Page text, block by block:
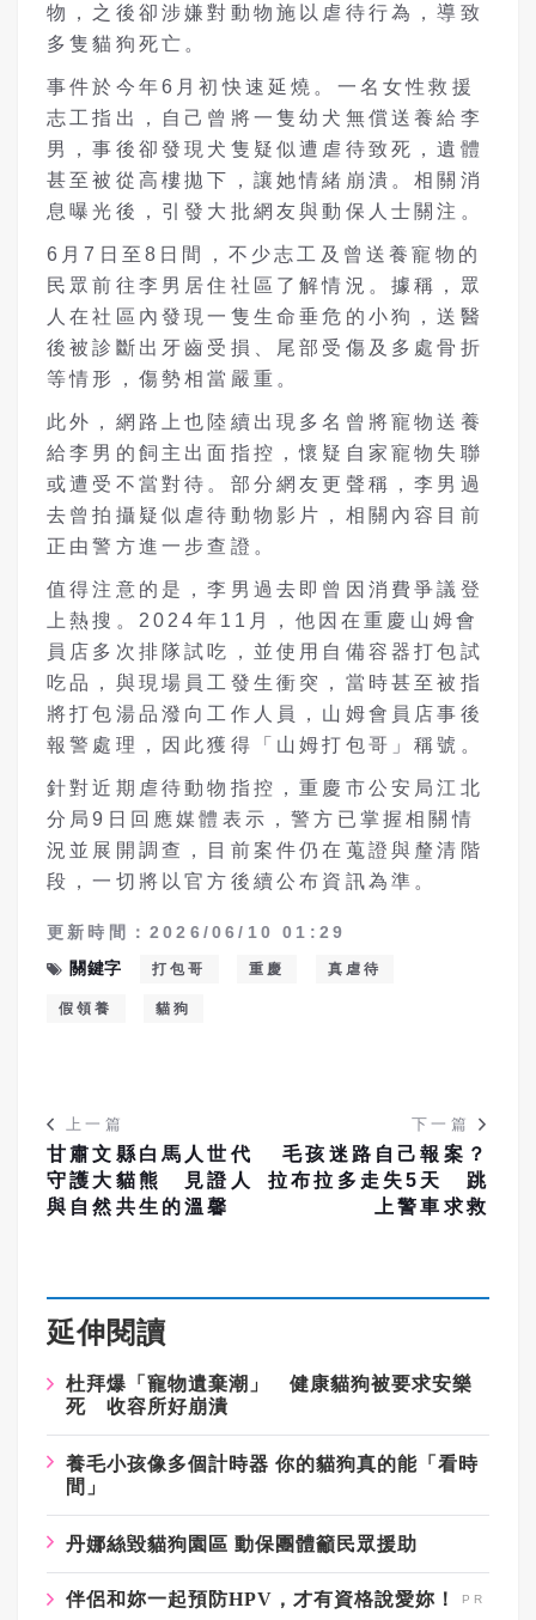
物，之後卻涉嫌對動物施以虐待行為，導致
多隻貓狗死亡。
事件於今年6月初快速延燒。一名女性救援
志工指出，自己曾將一隻幼犬無償送養給李
男，事後卻發現犬隻疑似遭虐待致死，遺體
甚至被從高樓拋下，讓她情緒崩潰。相關消
息曝光後，引發大批網友與動保人士關注。
6月7日至8日間，不少志工及曾送養寵物的
民眾前往李男居住社區了解情況。據稱，眾
人在社區內發現一隻生命垂危的小狗，送醫
後被診斷出牙齒受損、尾部受傷及多處骨折
等情形，傷勢相當嚴重。
此外，網路上也陸續出現多名曾將寵物送養
給李男的飼主出面指控，懷疑自家寵物失聯
或遭受不當對待。部分網友更聲稱，李男過
去曾拍攝疑似虐待動物影片，相關內容目前
正由警方進一步查證。
值得注意的是，李男過去即曾因消費爭議登
上熱搜。2024年11月，他因在重慶山姆會
員店多次排隊試吃，並使用自備容器打包試
吃品，與現場員工發生衝突，當時甚至被指
將打包湯品潑向工作人員，山姆會員店事後
報警處理，因此獲得「山姆打包哥」稱號。
針對近期虐待動物指控，重慶市公安局江北
分局9日回應媒體表示，警方已掌握相關情
況並展開調查，目前案件仍在蒐證與釐清階
段，一切將以官方後續公布資訊為準。
更新時間：2026/06/10 01:29
關鍵字
打包哥 重慶 真虐待
假領養 貓狗
上一篇
甘肅文縣白馬人世代
守護大貓熊 見證人
與自然共生的溫馨
下一篇
毛孩迷路自己報案？
拉布拉多走失5天 跳
上警車求救
延伸閱讀
杜拜爆「寵物遺棄潮」 健康貓狗被要求安樂
死 收容所好崩潰
養毛小孩像多個計時器 你的貓狗真的能「看時
間」
丹娜絲毀貓狗園區 動保團體籲民眾援助
伴侶和妳一起預防HPV，才有資格說愛妳！